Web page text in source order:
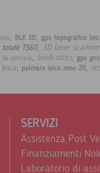
, BLK 3D, gps topografico
totale TS60, 3D laser
da cantiere, livelli ottici, gps
, palmare leica zeno 20,
SERVIZI
Assistenza Post
Finanziamenti
Laboratorio di